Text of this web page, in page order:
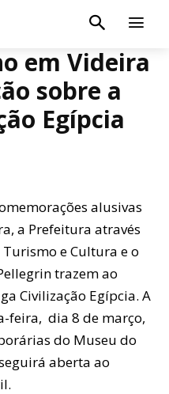
em Videira
sobre a
Egípcia
alusivas
a Prefeitura através
e Cultura e o
trazem ao
Civilização Egípcia. A
feira, dia 8 de março,
do Museu do
aberta ao